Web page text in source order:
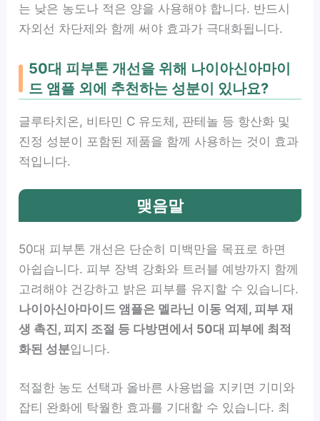
는 낮은 농도나 적은 양을 사용해야 합니다. 반드시
자외선 차단제와 함께 써야 효과가 극대화됩니다.
50대 피부톤 개선을 위해 나이아신아마이
드 앰플 외에 추천하는 성분이 있나요?
글루타치온, 비타민 C 유도체, 판테놀 등 항산화 및
진정 성분이 포함된 제품을 함께 사용하는 것이 효과
적입니다.
맺음말
50대 피부톤 개선은 단순히 미백만을 목표로 하면
아쉽습니다. 피부 장벽 강화와 트러블 예방까지 함께
고려해야 건강하고 밝은 피부를 유지할 수 있습니다.
나이아신아마이드 앰플은 멜라닌 이동 억제, 피부 재
생 촉진, 피지 조절 등 다방면에서 50대 피부에 최적
화된 성분입니다.
적절한 농도 선택과 올바른 사용법을 지키면 기미와
잡티 완화에 탁월한 효과를 기대할 수 있습니다. 최